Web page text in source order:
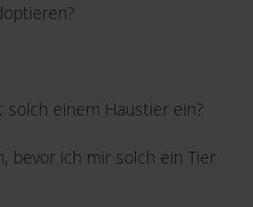
einem Haustier ein?
bevor ich mir solch ein Tier